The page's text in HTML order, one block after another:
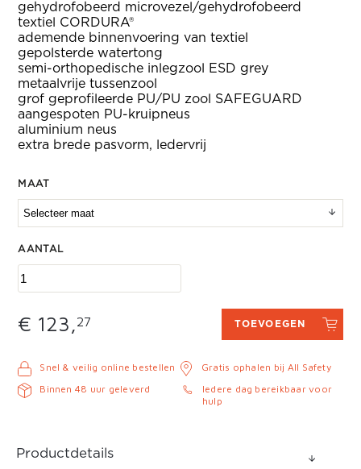
gehydrofobeerd microvezel/gehydrofobeerd
textiel CORDURA®
ademende binnenvoering van textiel
gepolsterde watertong
semi-orthopedische inlegzool ESD grey
metaalvrije tussenzool
grof geprofileerde PU/PU zool SAFEGUARD
aangespoten PU-kruipneus
aluminium neus
extra brede pasvorm, ledervrij
MAAT
AANTAL
€ 123,27 TOEVOEGEN
Snel & veilig online bestellen
Binnen 48 uur geleverd
Gratis ophalen bij All Safety
Iedere dag bereikbaar voor
hulp
Productdetails